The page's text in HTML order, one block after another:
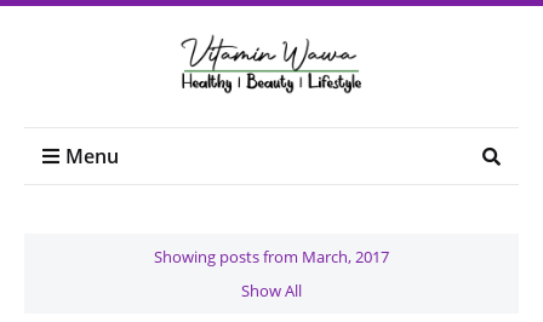
Menu
Showing posts from March, 2017
Show All